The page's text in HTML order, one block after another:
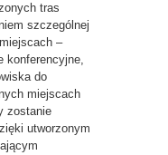
tras
szczególnej
–
konferencyjne,
do
miejscach
zostanie
utworzonym